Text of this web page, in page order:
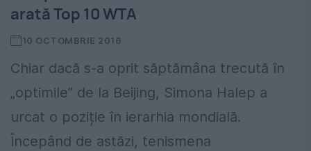
arată Top 10 WTA
10 OCTOMBRIE 2016
Chiar dacă s-a oprit săptămâna trecută în
„optimile” de la Beijing, Simona Halep a
urcat o poziție în ierarhia mondială.
Începând de astăzi, tenismena